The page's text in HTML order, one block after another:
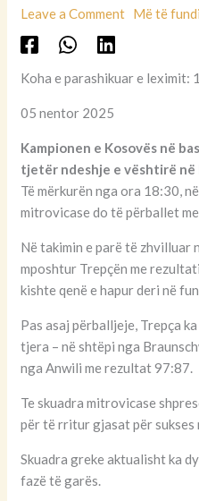
Leave a Comment Më të
Koha e parashikuar e leximit:
05 nentor 2025
Kampionen e Kosovës në
tjetër ndeshje e vështirë në
Të mërkurën nga ora 18:30,
mitrovicase do të përballet
Në takimin e parë të zhvilluar
mposhtur Trepçën me
kishte qenë e hapur deri në
Pas asaj përballjeje, Trepça
tjera – në shtëpi nga
nga Anwili me rezultat 97:87.
Te skuadra mitrovicase
për të rritur gjasat për sukses
Skuadra greke aktualisht ka
fazë të garës.